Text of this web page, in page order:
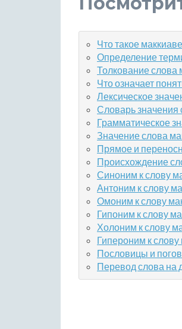
Что такое
Определение
Толкование слова
Что означает
Лексическое
Словарь значения
Грамматическое
Значение слова
Прямое и
Происхождение
Синоним к слову
Антоним к слову
Омоним к слову
Гипоним к слову
Холоним к слову
Гипероним к слову
Пословицы и
Перевод слова на